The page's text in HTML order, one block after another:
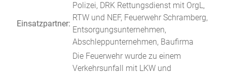
Einsatzpartner:
Polizei, DRK Rettungsdienst mit OrgL,
RTW und NEF, Feuerwehr Schramberg,
Entsorgungsunternehmen,
Abschleppunternehmen, Baufirma
Die Feuerwehr wurde zu einem
Verkehrsunfall mit LKW und